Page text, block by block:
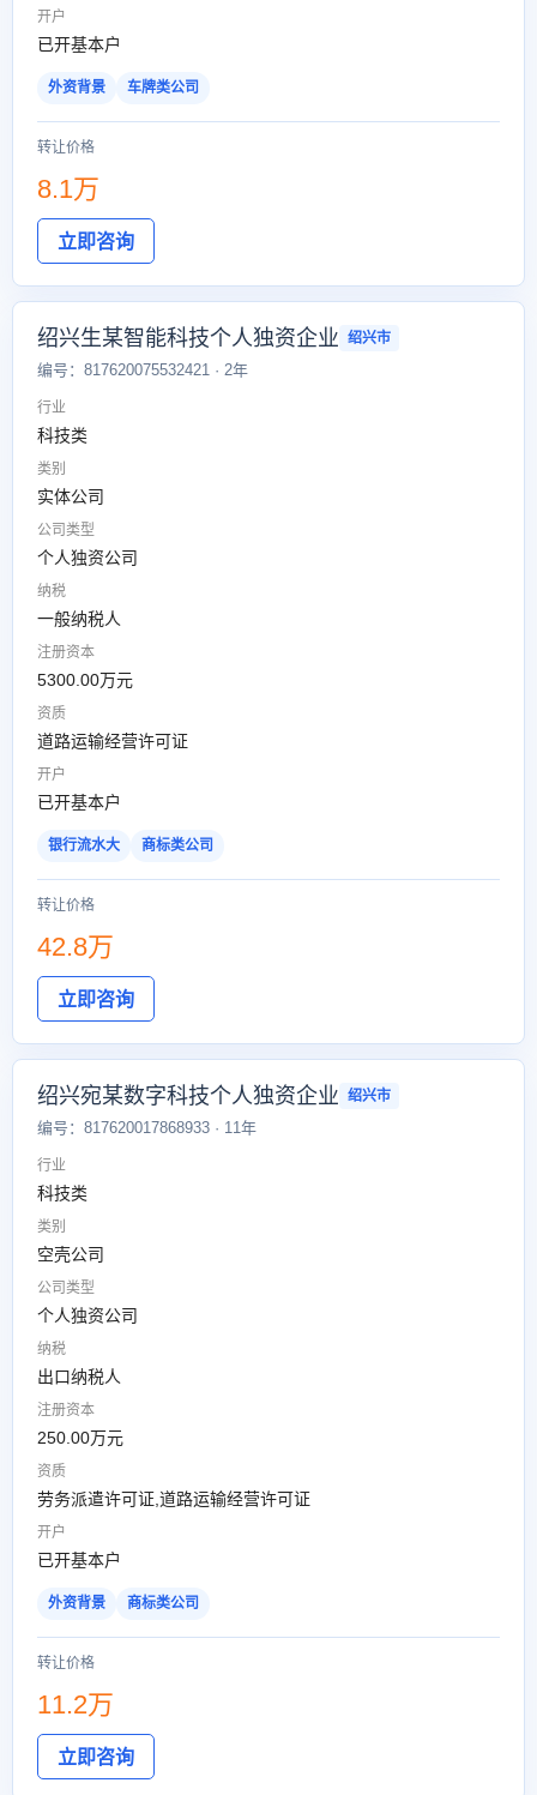
开户
已开基本户
外资背景 车牌类公司
转让价格
8.1万
立即咨询
绍兴生某智能科技个人独资企业 绍兴市
编号：817620075532421 · 2年
行业
科技类
类别
实体公司
公司类型
个人独资公司
纳税
一般纳税人
注册资本
5300.00万元
资质
道路运输经营许可证
开户
已开基本户
银行流水大 商标类公司
转让价格
42.8万
立即咨询
绍兴宛某数字科技个人独资企业 绍兴市
编号：817620017868933 · 11年
行业
科技类
类别
空壳公司
公司类型
个人独资公司
纳税
出口纳税人
注册资本
250.00万元
资质
劳务派遣许可证,道路运输经营许可证
开户
已开基本户
外资背景 商标类公司
转让价格
11.2万
立即咨询